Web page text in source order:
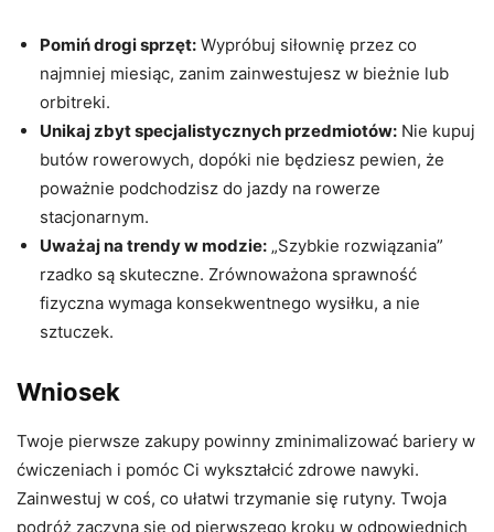
Pomiń drogi sprzęt: Wypróbuj siłownię przez co
najmniej miesiąc, zanim zainwestujesz w bieżnie lub
orbitreki.
Unikaj zbyt specjalistycznych przedmiotów: Nie kupuj
butów rowerowych, dopóki nie będziesz pewien, że
poważnie podchodzisz do jazdy na rowerze
stacjonarnym.
Uważaj na trendy w modzie: „Szybkie rozwiązania”
rzadko są skuteczne. Zrównoważona sprawność
fizyczna wymaga konsekwentnego wysiłku, a nie
sztuczek.
Wniosek
Twoje pierwsze zakupy powinny zminimalizować bariery w
ćwiczeniach i pomóc Ci wykształcić zdrowe nawyki.
Zainwestuj w coś, co ułatwi trzymanie się rutyny. Twoja
podróż zaczyna się od pierwszego kroku w odpowiednich